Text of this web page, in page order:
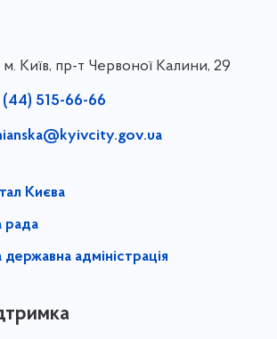
м. Київ, пр-т Червоної Калини, 29
(44) 515-66-66
Києва
рада
державна адміністрація